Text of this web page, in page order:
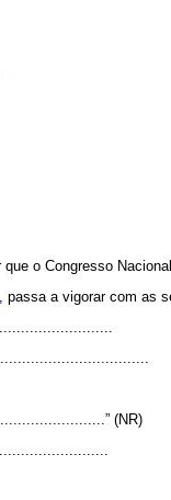
que o Congresso
, passa a vigorar com as
(NR)